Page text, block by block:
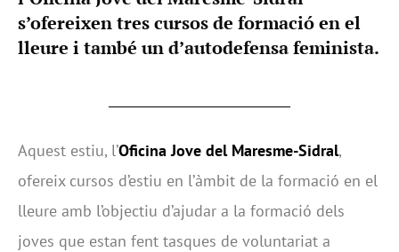
s’ofereixen tres cursos de formació en el
lleure i també un d’autodefensa feminista.
Aquest estiu, l’Oficina Jove del Maresme-Sidral,
ofereix cursos d’estiu en l’àmbit de la formació en el
lleure amb l’objectiu d’ajudar a la formació dels
joves que estan fent tasques de voluntariat a